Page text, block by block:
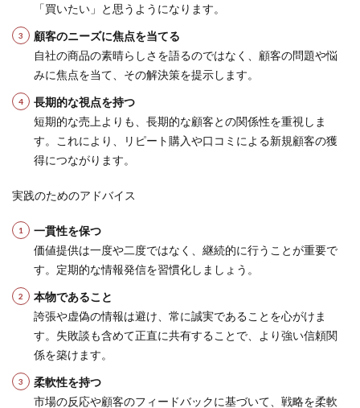
「買いたい」と思うようになります。
顧客のニーズに焦点を当てる
自社の商品の素晴らしさを語るのではなく、顧客の問題や悩
みに焦点を当て、その解決策を提示します。
長期的な視点を持つ
短期的な売上よりも、長期的な顧客との関係性を重視しま
す。これにより、リピート購入や口コミによる新規顧客の獲
得につながります。
実践のためのアドバイス
一貫性を保つ
価値提供は一度や二度ではなく、継続的に行うことが重要で
す。定期的な情報発信を習慣化しましょう。
本物であること
誇張や虚偽の情報は避け、常に誠実であることを心がけま
す。失敗談も含めて正直に共有することで、より強い信頼関
係を築けます。
柔軟性を持つ
市場の反応や顧客のフィードバックに基づいて、戦略を柔軟